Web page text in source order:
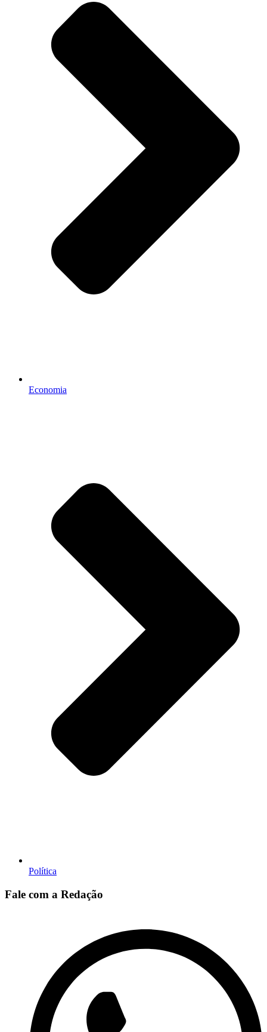
Economia
Política
Fale com a Redação